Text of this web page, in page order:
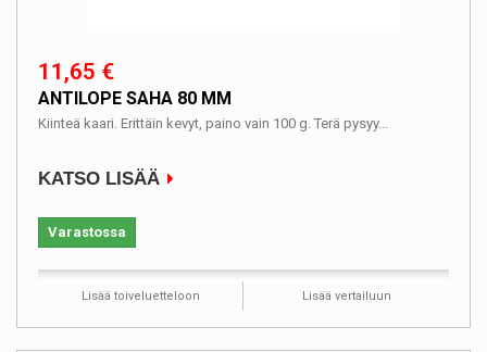
11,65 €
ANTILOPE SAHA 80 MM
Kiinteä kaari. Erittäin kevyt, paino vain 100 g. Terä pysyy...
KATSO LISÄÄ
Varastossa
Lisää toiveluetteloon Lisää vertailuun